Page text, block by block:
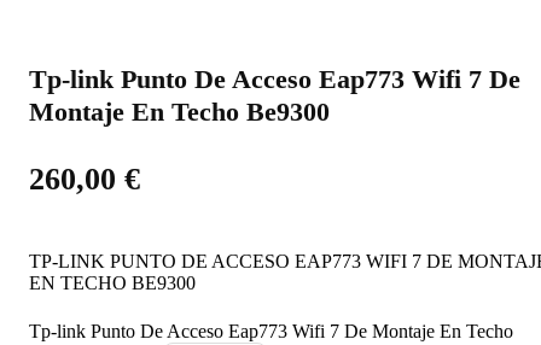
Tp-link Punto De Acceso Eap773 Wifi 7 De
Montaje En Techo Be9300
260,00 €
TP-LINK PUNTO DE ACCESO EAP773 WIFI 7 DE
EN TECHO BE9300
Tp-link Punto De Acceso Eap773 Wifi 7 De Montaje En Techo